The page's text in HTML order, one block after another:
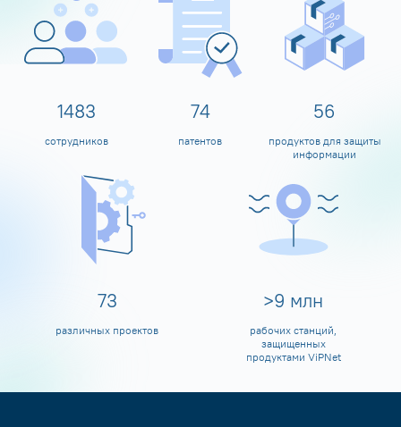
1600
сотрудников
80
патентов
60
продуктов для защиты
информации
80
различных проектов
>10 млн
рабочих станций,
защищенных
продуктами ViPNet